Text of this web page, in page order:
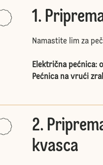
1.
Namastite lim za
Električna pećnica:
Pećnica na vrući
2.
kvasca